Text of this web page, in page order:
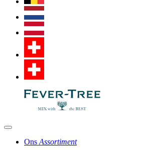
Ons Assortiment